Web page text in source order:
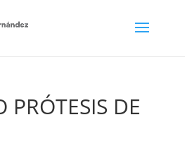
PRÓTESIS DE